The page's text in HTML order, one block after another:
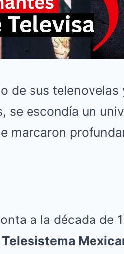
de sus telenovelas
se escondía un
marcaron
a la década de
Telesistema